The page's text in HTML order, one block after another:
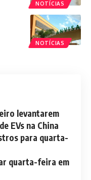
NOTÍCIAS
NOTÍCIAS
levantarem
EVs na China
para quarta-
quarta-feira em